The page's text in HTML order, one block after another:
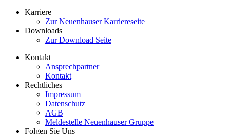
Karriere
Zur Neuenhauser Karriereseite
Downloads
Zur Download Seite
Kontakt
Ansprechpartner
Kontakt
Rechtliches
Impressum
Datenschutz
AGB
Meldestelle Neuenhauser Gruppe
Folgen Sie Uns